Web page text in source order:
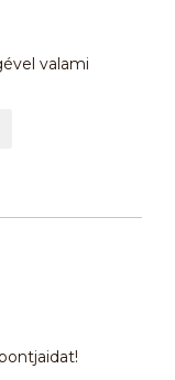
valami